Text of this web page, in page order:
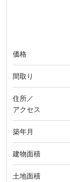
価格
間取り
住所／
アクセス
築年月
建物面積
土地面積